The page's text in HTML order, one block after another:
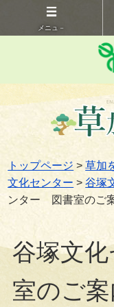
メニュ－
トップページ >草加
文化センター >谷塚
ンター 図書室のご
谷塚文
室のご案